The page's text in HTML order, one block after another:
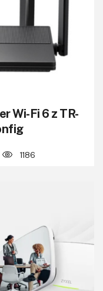
Wi-Fi 6 z TR-
1186